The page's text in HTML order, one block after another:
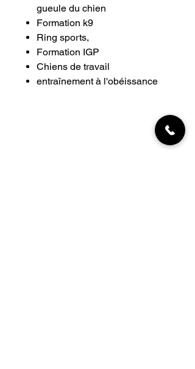
gueule du chien
Formation k9
Ring sports,
Formation IGP
Chiens de travail
entraînement à l'obéissance